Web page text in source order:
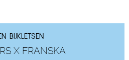
BIJKLETSEN
X FRANSKA